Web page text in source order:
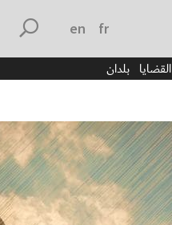
englishfrançais
القضايا بلدان